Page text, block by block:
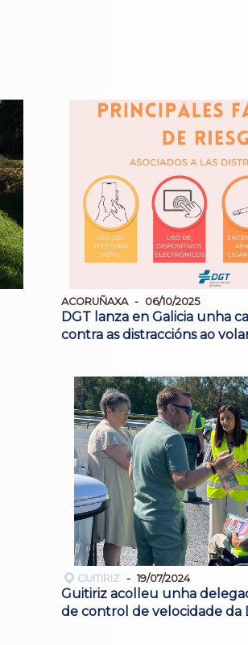
ACORUÑAXA 06/10/2025
DGT lanza en Galicia unha
contra as distraccións ao
GUITIRIZ 19/07/2024
Guitiriz acolleu unha
de control de velocidade da